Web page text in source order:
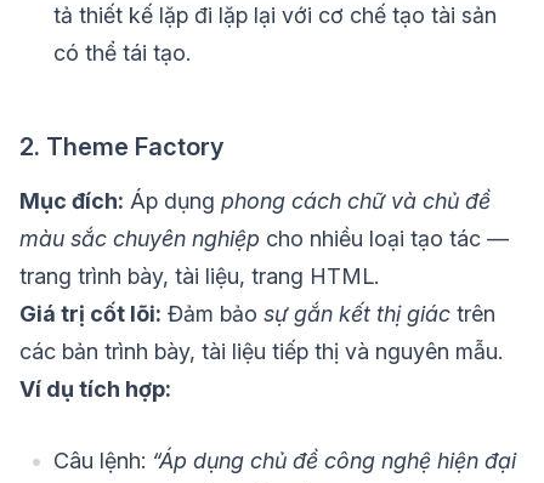
tả thiết kế lặp đi lặp lại với cơ chế tạo tài sản
có thể tái tạo.
2. Theme Factory
Mục đích: Áp dụng phong cách chữ và chủ đề
màu sắc chuyên nghiệp cho nhiều loại tạo tác —
trang trình bày, tài liệu, trang HTML.
Giá trị cốt lõi: Đảm bảo sự gắn kết thị giác trên
các bản trình bày, tài liệu tiếp thị và nguyên mẫu.
Ví dụ tích hợp:
Câu lệnh: “Áp dụng chủ đề công nghệ hiện đại